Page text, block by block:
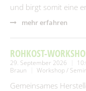
und birgt somit eine
mehr erfahren
ROHKOST-
29. September 2026
Braun
Workshop /
Gemeinsames